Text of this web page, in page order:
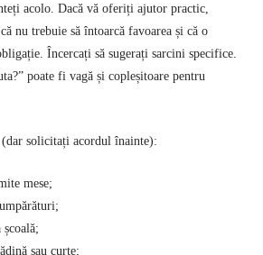
acolo. Dacă vă oferiți ajutor practic,
nu trebuie să întoarcă favoarea și că o
Încercați să sugerați sarcini specifice.
poate fi vagă și copleșitoare pentru
solicitați acordul înainte):
mese;
sau curte;